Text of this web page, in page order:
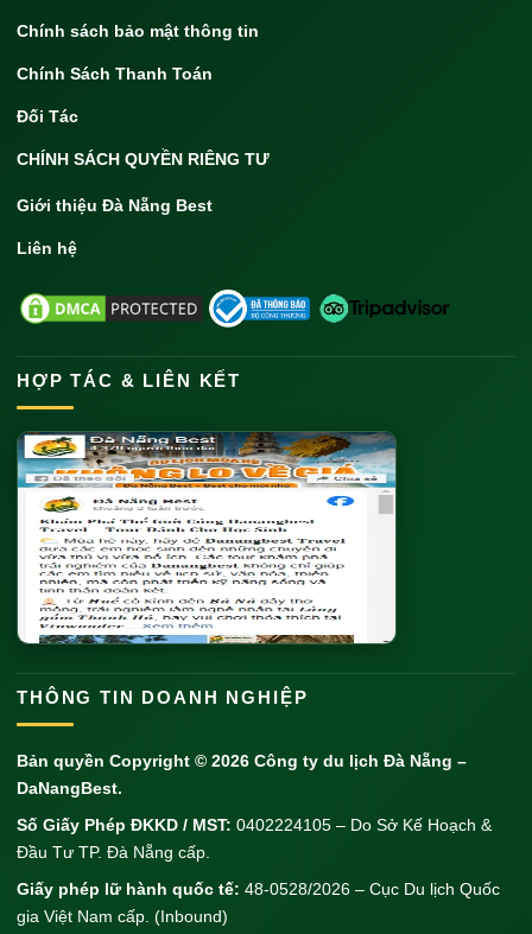
Chính sách bảo mật thông tin
Chính Sách Thanh Toán
Đối Tác
CHÍNH SÁCH QUYỀN RIÊNG TƯ
Giới thiệu Đà Nẵng Best
Liên hệ
HỢP TÁC & LIÊN KẾT
THÔNG TIN DOANH NGHIỆP
Bản quyền Copyright © 2026 Công ty du lịch Đà Nẵng –
DaNangBest.
Số Giấy Phép ĐKKD / MST: 0402224105 – Do Sở Kế Hoạch &
Đầu Tư TP. Đà Nẵng cấp.
Giấy phép lữ hành quốc tế: 48-0528/2026 – Cục Du lịch Quốc
gia Việt Nam cấp. (Inbound)